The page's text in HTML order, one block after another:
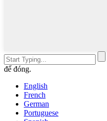
để đóng.
English
French
German
Portuguese